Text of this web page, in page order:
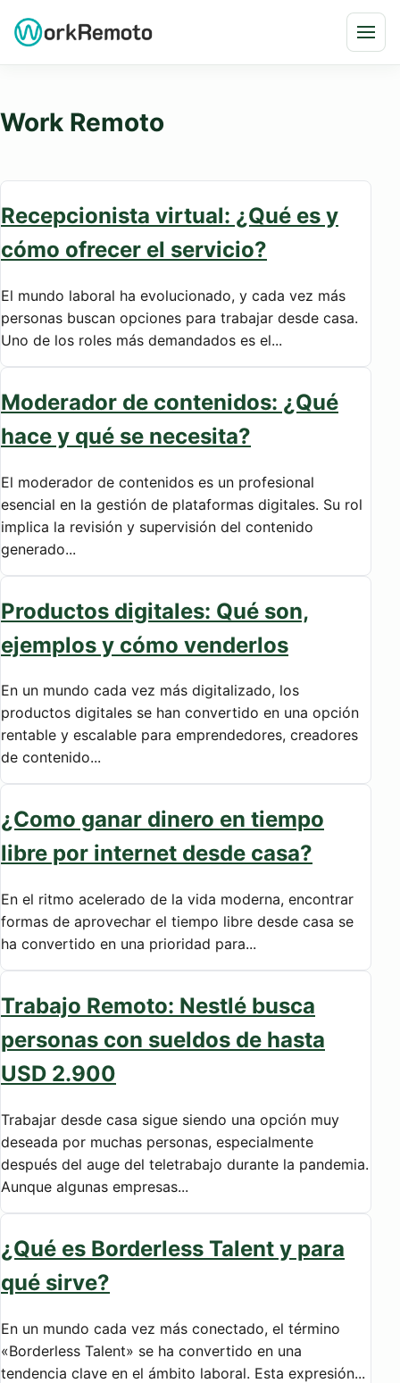
Work Remoto
Recepcionista virtual: ¿Qué es y
cómo ofrecer el servicio?
El mundo laboral ha evolucionado, y cada vez más
personas buscan opciones para trabajar desde casa.
Uno de los roles más demandados es el...
Moderador de contenidos: ¿Qué
hace y qué se necesita?
El moderador de contenidos es un profesional
esencial en la gestión de plataformas digitales. Su rol
implica la revisión y supervisión del contenido
generado...
Productos digitales: Qué son,
ejemplos y cómo venderlos
En un mundo cada vez más digitalizado, los
productos digitales se han convertido en una opción
rentable y escalable para emprendedores, creadores
de contenido...
¿Como ganar dinero en tiempo
libre por internet desde casa?
En el ritmo acelerado de la vida moderna, encontrar
formas de aprovechar el tiempo libre desde casa se
ha convertido en una prioridad para...
Trabajo Remoto: Nestlé busca
personas con sueldos de hasta
USD 2.900
Trabajar desde casa sigue siendo una opción muy
deseada por muchas personas, especialmente
después del auge del teletrabajo durante la pandemia.
Aunque algunas empresas...
¿Qué es Borderless Talent y para
qué sirve?
En un mundo cada vez más conectado, el término
«Borderless Talent» se ha convertido en una
tendencia clave en el ámbito laboral. Esta expresión...